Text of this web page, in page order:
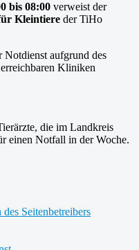
bis 08:00 verweist der
Kleintiere der TiHo
Notdienst aufgrund des
Kliniken
die im Landkreis
einen Notfall in der Woche.
Seitenbetreibers